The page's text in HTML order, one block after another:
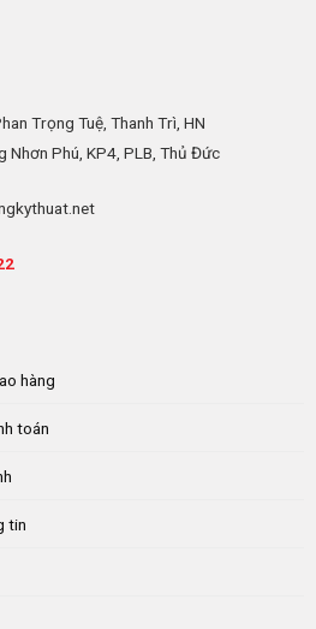
Trọng Tuệ, Thanh Trì, HN
Nhơn Phú, KP4, PLB, Thủ Đức
hàng
toán
tin